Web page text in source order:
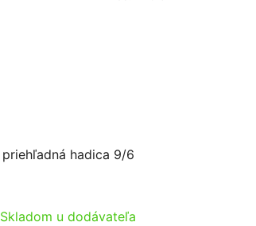
priehľadná hadica 9/6
Skladom u dodávateľa